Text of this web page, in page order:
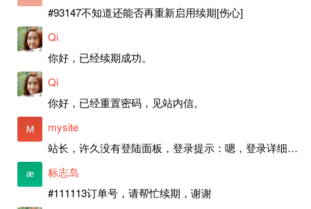
#93147不知道还能否再重新启用续期[伤心]
Qi
你好，已经续期成功。
Qi
你好，已经重置密码，见站内信。
mysite
站长，许久没有登陆面板，登录提示：嗯，登录详细信息似乎不正确。请重试。 网站还可以正常使用。如果是密码问题请帮忙重置一下密码。谢谢。订单号：97790，账号：aa20210950。 站长，提交了工单，你回复续期成功，不过我的问题是面部登陆信息有问题，一直是初始密码，现在无法登陆，有时间麻烦排查一下。
标志岛
#111113订单号，请帮忙续期，谢谢